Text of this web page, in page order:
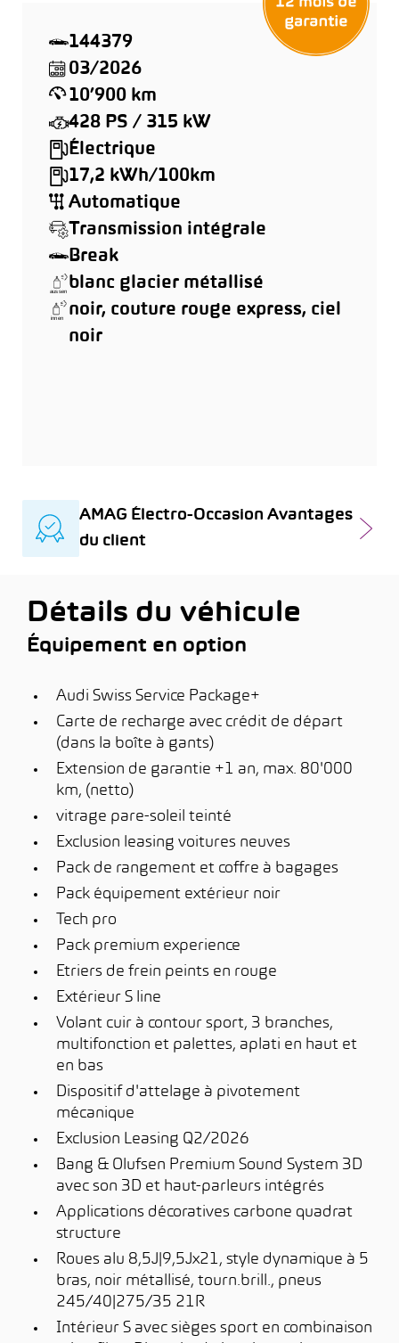
144379
03/2026
10’900 km
428 PS / 315 kW
Électrique
17,2 kWh/100km
Automatique
Transmission intégrale
Break
blanc glacier métallisé
noir, couture rouge express, ciel
noir
AMAG Électro-Occasion Avantages
du client
Détails du véhicule
Équipement en option
Audi Swiss Service Package+
Carte de recharge avec crédit de départ
(dans la boîte à gants)
Extension de garantie +1 an, max. 80'000
km, (netto)
vitrage pare-soleil teinté
Exclusion leasing voitures neuves
Pack de rangement et coffre à bagages
Pack équipement extérieur noir
Tech pro
Pack premium experience
Etriers de frein peints en rouge
Extérieur S line
Volant cuir à contour sport, 3 branches,
multifonction et palettes, aplati en haut et
en bas
Dispositif d'attelage à pivotement
mécanique
Exclusion Leasing Q2/2026
Bang & Olufsen Premium Sound System 3D
avec son 3D et haut-parleurs intégrés
Applications décoratives carbone quadrat
structure
Roues alu 8,5J|9,5Jx21, style dynamique à 5
bras, noir métallisé, tourn.brill., pneus
245/40|275/35 21R
Intérieur S avec sièges sport en combinaison